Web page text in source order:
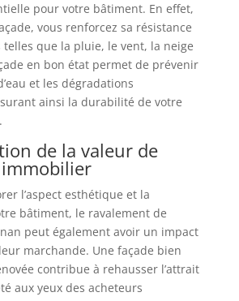
pour votre bâtiment. En effet,
vous renforcez sa résistance
que la pluie, le vent, la neige
en bon état permet de prévenir
et les dégradations
ainsi la durabilité de votre
de la valeur de
l’aspect esthétique et la
bâtiment, le ravalement de
peut également avoir un impact
marchande. Une façade bien
contribue à rehausser l’attrait
aux yeux des acheteurs